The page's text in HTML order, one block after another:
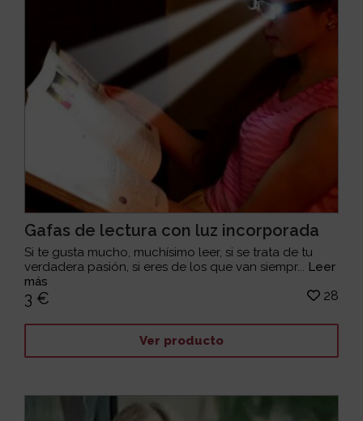
Gafas de lectura con luz incorporada
Si te gusta mucho, muchísimo leer, si se trata de tu
verdadera pasión, si eres de los que van siempr... Leer
más
3 € 28
Ver producto